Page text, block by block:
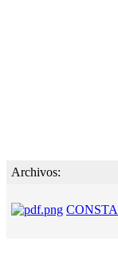
Archivos: